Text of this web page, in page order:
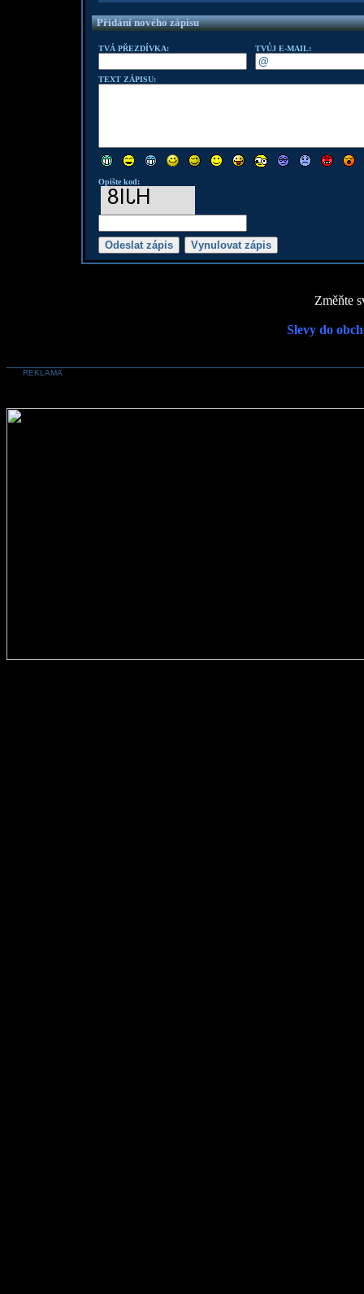
Přidání nového zápisu
TVÁ PŘEZDÍVKA: TVŮJ E-MAIL:
TEXT ZÁPISU:
Opište kod:
Změňte
Slevy do
REKLAMA